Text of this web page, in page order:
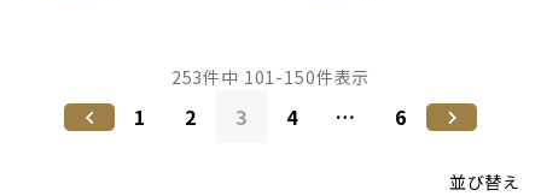
並び替え
253件中 101-150件表示
1 2 3 4 … 6